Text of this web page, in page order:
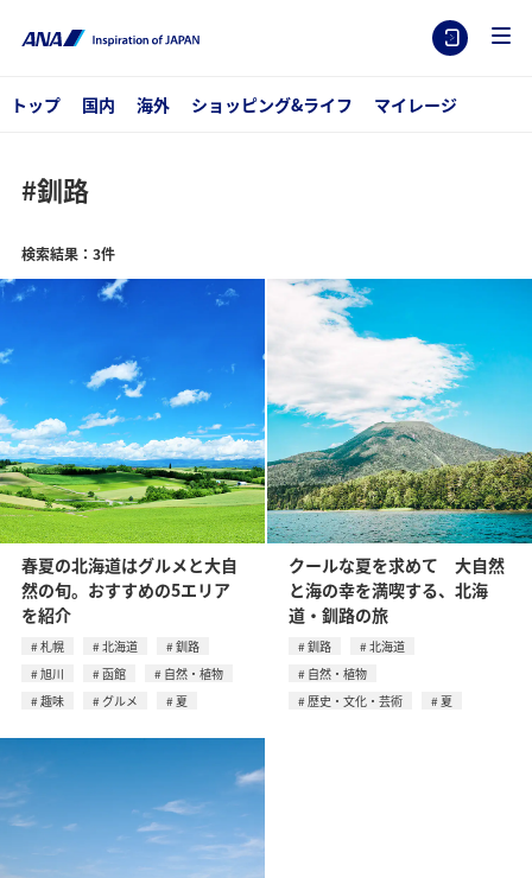
トップ 国内 海外 ショッピング&ライフ マイレージ
#釧路
検索結果：3件
春夏の北海道はグルメと大自
然の旬。おすすめの5エリア
を紹介
札幌 北海道
釧路
旭川
函館
自然・植物
趣味
グルメ 夏
クールな夏を求めて 大自然
と海の幸を満喫する、北海
道・釧路の旅
釧路
北海道
自然・植物
歴史・文化・芸術
夏